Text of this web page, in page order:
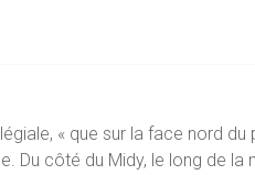
« que sur la face nord
Du côté du Midy, le long de